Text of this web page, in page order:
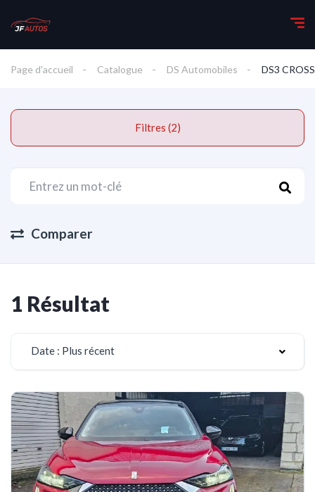
Page d'accueil Catalogue DS Automobiles DS3
Filtres (2)
Comparer
1 Résultat
Date : Plus récent